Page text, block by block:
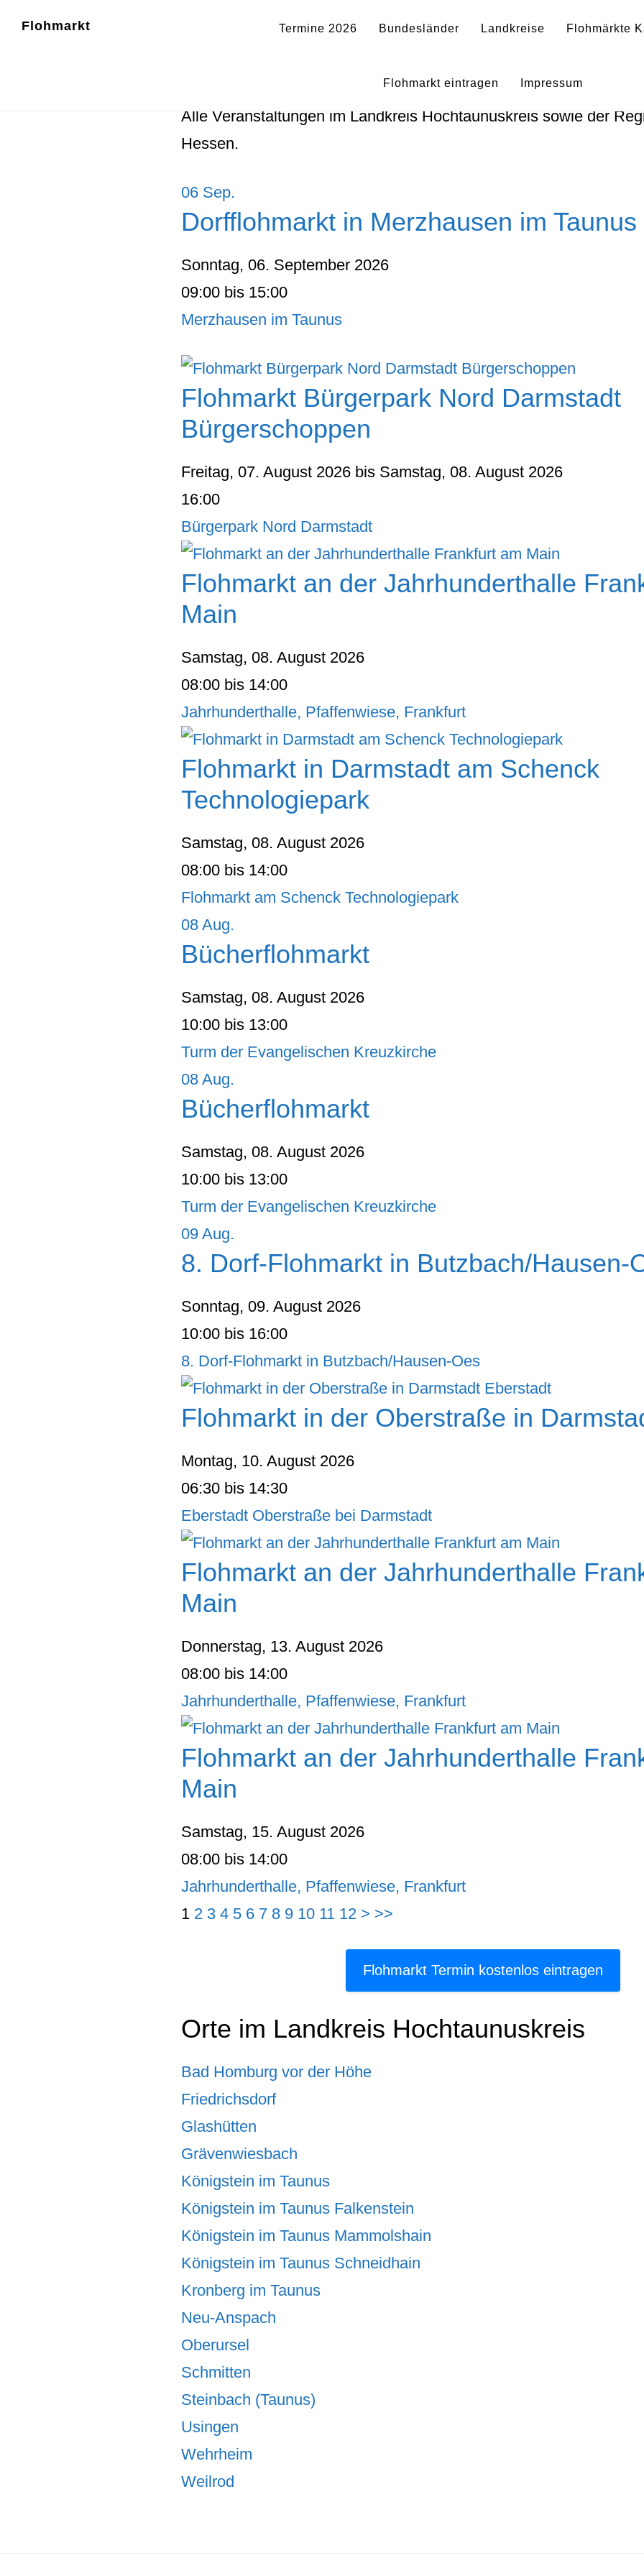
Flohmarkt Termine 2026 Bundesländer Landkreise Flohmärkte
Flohmarkt eintragen Impressum
Flohmärkte in Hochtaunuskreis und
Alle Veranstaltungen im Landkreis Hochtaunuskreis sowie der
Hessen.
06 Sep.
Dorfflohmarkt in Merzhausen im Taunus
Sonntag, 06. September 2026
09:00 bis 15:00
Merzhausen im Taunus
Flohmarkt Bürgerpark Nord Darmstadt
Bürgerschoppen
Freitag, 07. August 2026 bis Samstag, 08. August 2026
16:00
Bürgerpark Nord Darmstadt
Flohmarkt an der Jahrhunderthalle
Main
Samstag, 08. August 2026
08:00 bis 14:00
Jahrhunderthalle, Pfaffenwiese, Frankfurt
Flohmarkt in Darmstadt am Schenck
Technologiepark
Samstag, 08. August 2026
08:00 bis 14:00
Flohmarkt am Schenck Technologiepark
08 Aug.
Bücherflohmarkt
Samstag, 08. August 2026
10:00 bis 13:00
Turm der Evangelischen Kreuzkirche
08 Aug.
Bücherflohmarkt
Samstag, 08. August 2026
10:00 bis 13:00
Turm der Evangelischen Kreuzkirche
09 Aug.
8. Dorf-Flohmarkt in Butzbach/Hausen-
Sonntag, 09. August 2026
10:00 bis 16:00
8. Dorf-Flohmarkt in Butzbach/Hausen-Oes
Flohmarkt in der Oberstraße in
Montag, 10. August 2026
06:30 bis 14:30
Eberstadt Oberstraße bei Darmstadt
Flohmarkt an der Jahrhunderthalle
Main
Donnerstag, 13. August 2026
08:00 bis 14:00
Jahrhunderthalle, Pfaffenwiese, Frankfurt
Flohmarkt an der Jahrhunderthalle
Main
Samstag, 15. August 2026
08:00 bis 14:00
Jahrhunderthalle, Pfaffenwiese, Frankfurt
1 2 3 4 5 6 7 8 9 10 11 12 > >>
Flohmarkt Termin kostenlos eintragen
Orte im Landkreis Hochtaunuskreis
Bad Homburg vor der Höhe
Friedrichsdorf
Glashütten
Grävenwiesbach
Königstein im Taunus
Königstein im Taunus Falkenstein
Königstein im Taunus Mammolshain
Königstein im Taunus Schneidhain
Kronberg im Taunus
Neu-Anspach
Oberursel
Schmitten
Steinbach (Taunus)
Usingen
Wehrheim
Weilrod